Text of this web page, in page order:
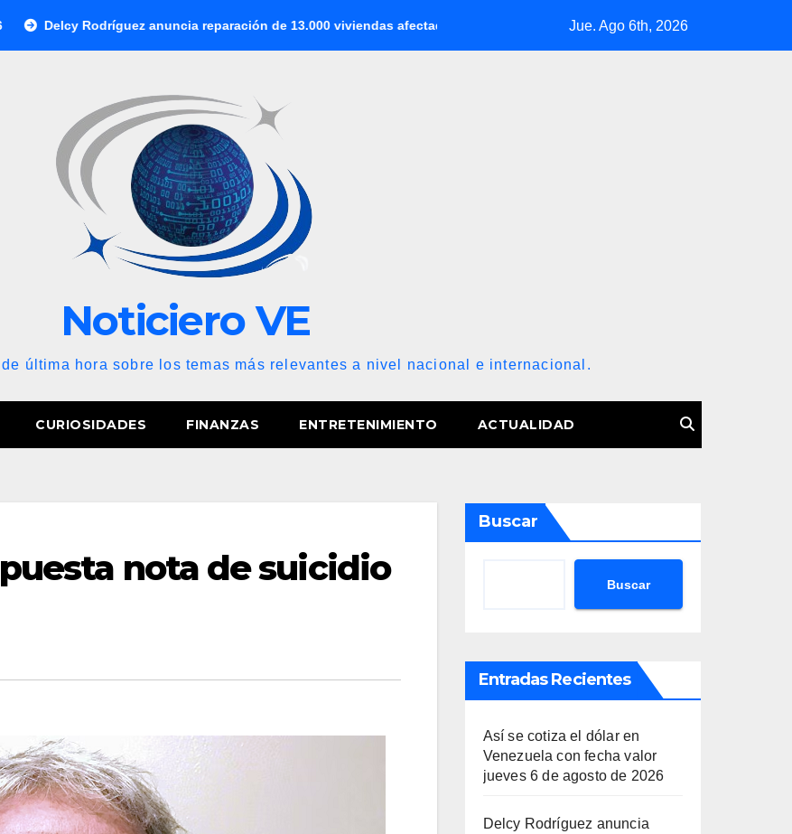
anuncia reparación de 13.000 viviendas afectadas por los terremotos Petróleo de Texas retrocede 0,73% tras
Jue. Ago 6th, 2026
Noticiero VE
última hora sobre los temas más relevantes a nivel nacional e internacional.
CURIOSIDADES FINANZAS ENTRETENIMIENTO ACTUALIDAD
nota de suicidio
Buscar
Buscar
Entradas Recientes
Así se cotiza el dólar en
Venezuela con fecha valor
jueves 6 de agosto de 2026
Delcy Rodríguez anuncia